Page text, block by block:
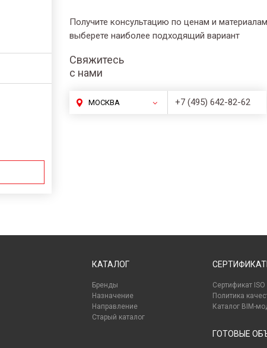
Получите консультацию по ценам и
выберете наиболее подходящий вариант
Свяжитесь
с нами
МОСКВА +7 (495) 642-82-62
КАТАЛОГ
Бренды
Назначение
Направление
Старый каталог
Сертификат ISO
Политика
Каталог BIM-
ГОТОВЫЕ